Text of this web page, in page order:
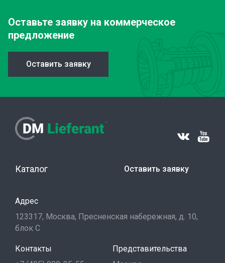
Оставьте заявку на коммерческое
предложение
Оставить заявку
Каталог Оставить заявку
Адрес
123317, Москва, Пресненская набережная, д. 10,
блок С
Контакты
Представительства